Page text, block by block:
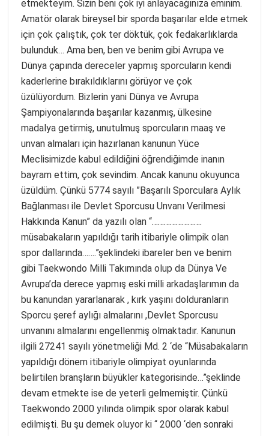
etmekteyim. Sizin beni çok iyi anlayacağınıza eminim.
Amatör olarak bireysel bir sporda başarılar elde etmek
için çok çalıştık, çok ter döktük, çok fedakarlıklarda
bulunduk… Ama ben, ben ve benim gibi Avrupa ve
Dünya çapında dereceler yapmış sporcuların kendi
kaderlerine bırakıldıklarını görüyor ve çok
üzülüyordum. Bizlerin yani Dünya ve Avrupa
Şampiyonalarında başarılar kazanmış, ülkesine
madalya getirmiş, unutulmuş sporcuların maaş ve
unvan almaları için hazırlanan kanunun Yüce
Meclisimizde kabul edildiğini öğrendiğimde inanın
bayram ettim, çok sevindim. Ancak kanunu okuyunca
üzüldüm. Çünkü 5774 sayılı ”Başarılı Sporculara Aylık
Bağlanması ile Devlet Sporcusu Unvanı Verilmesi
Hakkında Kanun” da yazılı olan “…………………….
müsabakaların yapıldığı tarih itibariyle olimpik olan
spor dallarında…….”şeklindeki ibareler ben ve benim
gibi Taekwondo Milli Takımında olup da Dünya Ve
Avrupa’da derece yapmış eski milli arkadaşlarımın da
bu kanundan yararlanarak , kırk yaşını dolduranların
Sporcu şeref aylığı almalarını ,Devlet Sporcusu
unvanını almalarını engellenmiş olmaktadır. Kanunun
ilgili 27241 sayılı yönetmeliği Md. 2 ‘de “Müsabakaların
yapıldığı dönem itibariyle olimpiyat oyunlarında
belirtilen branşların büyükler kategorisinde…”şeklinde
devam etmekte ise de yeterli gelmemiştir. Çünkü
Taekwondo 2000 yılında olimpik spor olarak kabul
edilmişti. Bu şu demek oluyor ki “ 2000 ‘den sonraki